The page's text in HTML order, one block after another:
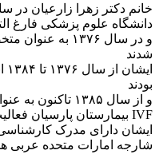
دانشگاه علوم پزشکی فارغ
و در سال ۱۳۷۶
شدند
بودند
و از سال ۱۳۸۵
IVF بیمارستان پارسیان فعالیت دارند.
ایشان دارای مدرک
شارجه امارات متحده عربی